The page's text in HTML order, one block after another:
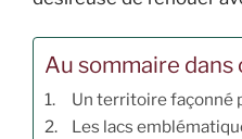
Au sommaire
Un territoire façonné
Les lacs